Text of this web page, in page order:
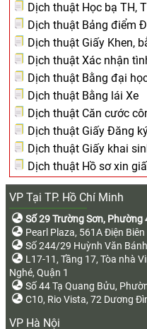
Dịch thuật Học bạ TH,
Dịch thuật Bảng điểm
Dịch thuật Giấy Khen,
Dịch thuật Xác nhận
Dịch thuật Bằng đại
Dịch thuật Bằng lái Xe
Dịch thuật Căn cước
Dịch thuật Giấy Đăng
Dịch thuật Giấy khai
Dịch thuật Hồ sơ xin
VP Tại TP. Hồ Chí Minh
Số 29 Trường Sơn, Phường
Pearl Plaza, 561A Điện
Số 244/29 Huỳnh Văn
L17-11, Tầng 17, Tòa nhà
Nghé, Quận 1
Số 44 Tạ Quang Bửu,
C10, Rio Vista, 72 Dương
VP Hà Nội